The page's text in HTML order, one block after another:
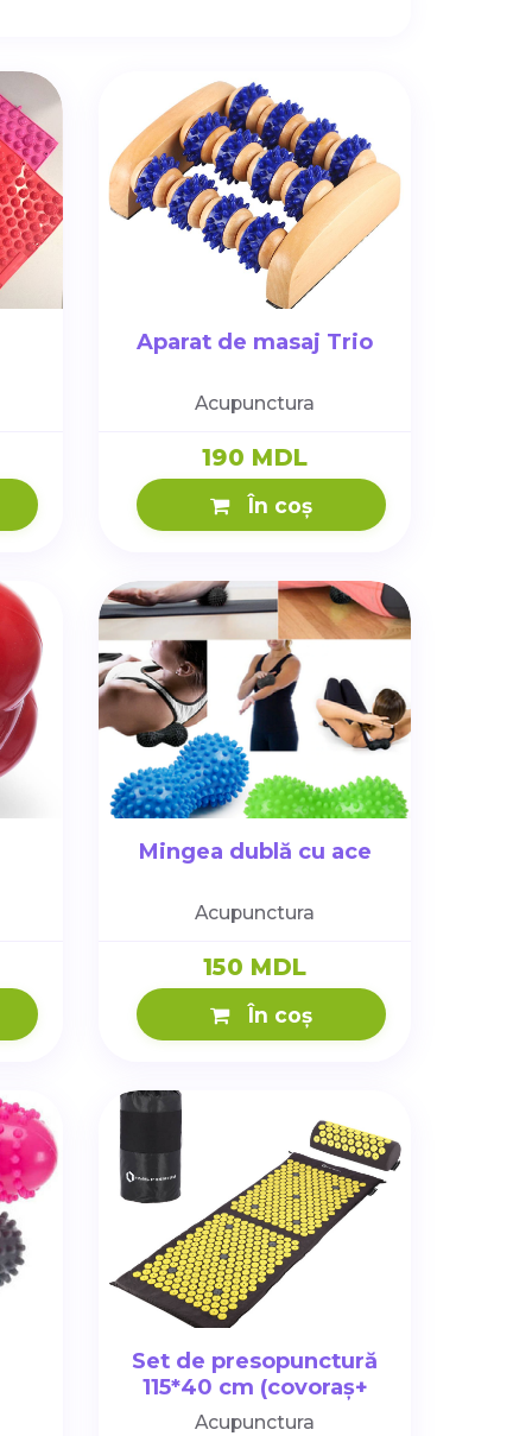
Aparat de masaj Trio
Acupunctura
190 MDL
În coș
Mingea dublă cu ace
Acupunctura
150 MDL
În coș
Set de presopunctură
115*40 cm (covoraș+
perna+ geanta)
Acupunctura